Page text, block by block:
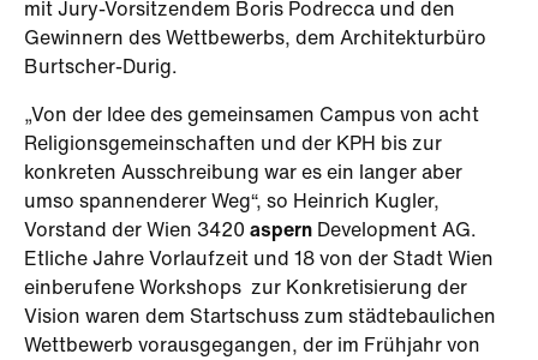
mit Jury-Vorsitzendem Boris Podrecca und den
Gewinnern des Wettbewerbs, dem Architekturbüro
Burtscher-Durig.
„Von der Idee des gemeinsamen Campus von acht
Religionsgemeinschaften und der KPH bis zur
konkreten Ausschreibung war es ein langer aber
umso spannenderer Weg“, so Heinrich Kugler,
Vorstand der Wien 3420 aspern Development AG.
Etliche Jahre Vorlaufzeit und 18 von der Stadt Wien
einberufene Workshops zur Konkretisierung der
Vision waren dem Startschuss zum städtebaulichen
Wettbewerb vorausgegangen, der im Frühjahr von